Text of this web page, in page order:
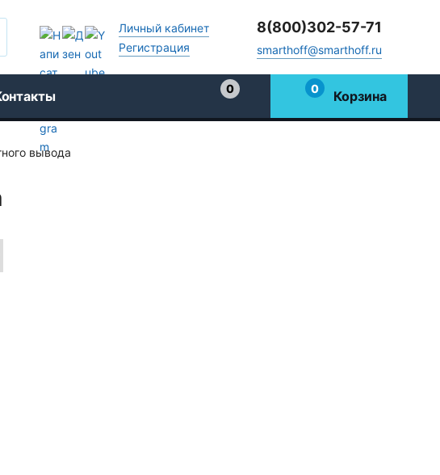
Личный кабинет
Регистрация
8(800)302-57-71
smarthoff@smarthoff.ru
0
0 Корзина
вывода